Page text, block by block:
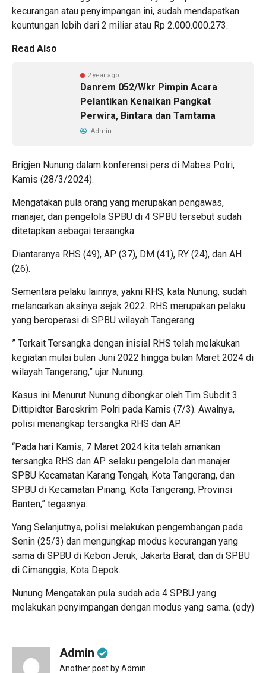
kecurangan atau penyimpangan ini, sudah mendapatkan
keuntungan lebih dari 2 miliar atau Rp 2.000.000.273.
Read Also
2 year ago
Danrem 052/Wkr Pimpin Acara
Pelantikan Kenaikan Pangkat
Perwira, Bintara dan Tamtama
Admin
Brigjen Nunung dalam konferensi pers di Mabes Polri,
Kamis (28/3/2024).
Mengatakan pula orang yang merupakan pengawas,
manajer, dan pengelola SPBU di 4 SPBU tersebut sudah
ditetapkan sebagai tersangka.
Diantaranya RHS (49), AP (37), DM (41), RY (24), dan AH
(26).
Sementara pelaku lainnya, yakni RHS, kata Nunung, sudah
melancarkan aksinya sejak 2022. RHS merupakan pelaku
yang beroperasi di SPBU wilayah Tangerang.
” Terkait Tersangka dengan inisial RHS telah melakukan
kegiatan mulai bulan Juni 2022 hingga bulan Maret 2024 di
wilayah Tangerang,” ujar Nunung.
Kasus ini Menurut Nunung dibongkar oleh Tim Subdit 3
Dittipidter Bareskrim Polri pada Kamis (7/3). Awalnya,
polisi menangkap tersangka RHS dan AP.
“Pada hari Kamis, 7 Maret 2024 kita telah amankan
tersangka RHS dan AP selaku pengelola dan manajer
SPBU Kecamatan Karang Tengah, Kota Tangerang, dan
SPBU di Kecamatan Pinang, Kota Tangerang, Provinsi
Banten,” tegasnya.
Yang Selanjutnya, polisi melakukan pengembangan pada
Senin (25/3) dan mengungkap modus kecurangan yang
sama di SPBU di Kebon Jeruk, Jakarta Barat, dan di SPBU
di Cimanggis, Kota Depok.
Nunung Mengatakan pula sudah ada 4 SPBU yang
melakukan penyimpangan dengan modus yang sama. (edy)
Admin
Another post by Admin